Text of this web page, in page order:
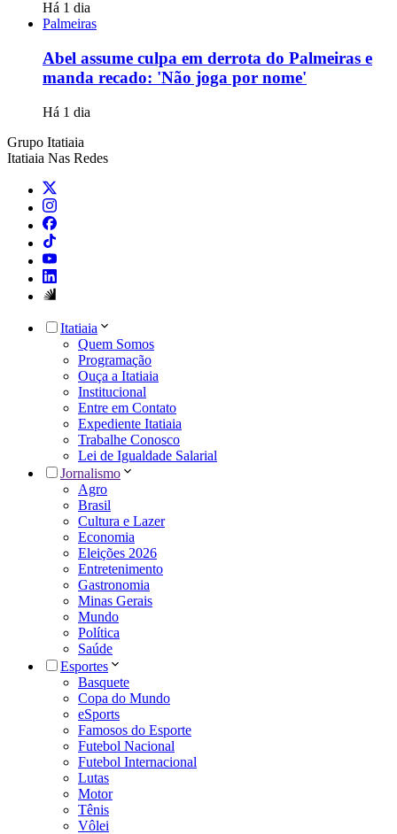
Há 1 dia
Palmeiras
Abel assume culpa em derrota do Palmeiras e
manda recado: 'Não joga por nome'
Há 1 dia
Grupo Itatiaia
Itatiaia Nas Redes
Itatiaia
Quem Somos
Programação
Ouça a Itatiaia
Institucional
Entre em Contato
Expediente Itatiaia
Trabalhe Conosco
Lei de Igualdade Salarial
Jornalismo
Agro
Brasil
Cultura e Lazer
Economia
Eleições 2026
Entretenimento
Gastronomia
Minas Gerais
Mundo
Política
Saúde
Esportes
Basquete
Copa do Mundo
eSports
Famosos do Esporte
Futebol Nacional
Futebol Internacional
Lutas
Motor
Tênis
Vôlei